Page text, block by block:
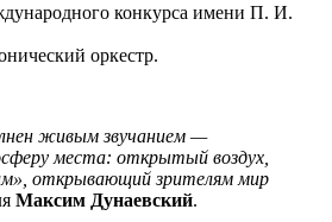
конкурса имени П. И.
оркестр.
живым звучанием —
места: открытый воздух,
открывающий зрителям мир
Максим Дунаевский.